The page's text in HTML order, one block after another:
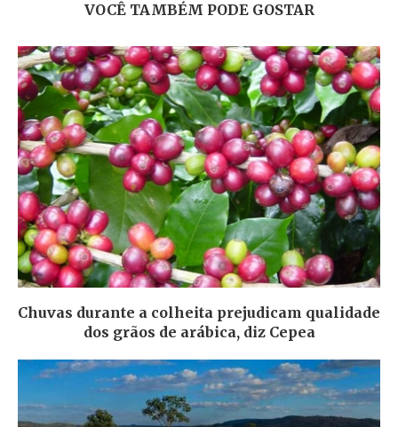
VOCÊ TAMBÉM PODE GOSTAR
Chuvas durante a colheita prejudicam qualidade
dos grãos de arábica, diz Cepea